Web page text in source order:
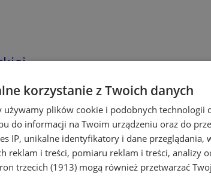
korzystanie z Twoich danych
używamy plików cookie i podobnych technologii
do informacji na Twoim urządzeniu oraz do
IP, unikalne identyfikatory i dane przeglądania,
reklam i treści, pomiaru reklam i treści, analizy
trzecich (1913) mogą również przetwarzać